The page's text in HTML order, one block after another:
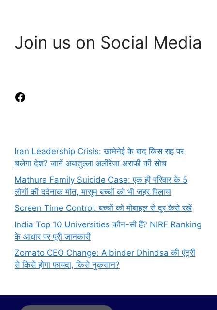
Join us on Social Media
Iran Leadership Crisis: खामेनेई के बाद किस राह पर
चलेगा देश? जानें अयातुल्ला अलीरेजा अराफी की सोच
Mathura Family Suicide Case: एक ही परिवार के 5
लोगों की दर्दनाक मौत, मासूम बच्चों को भी जहर पिलाया
Screen Time Control: बच्चों को मोबाइल से दूर कैसे रखें
India Top 10 Universities कौन-सी हैं? NIRF Ranking
के आधार पर पूरी जानकारी
Zomato CEO Change: Albinder Dhindsa की एंट्री
से किसे होगा फायदा, किसे नुकसान?